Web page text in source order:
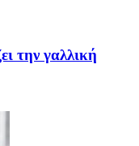
την γαλλική